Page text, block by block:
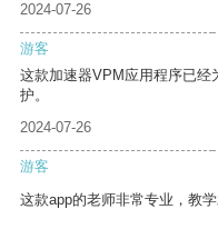
2024-07-26
游客
这款加速器VPM应用程序已经
护。
2024-07-26
游客
这款app的老师非常专业，教